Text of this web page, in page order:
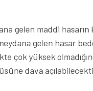
gelen maddi
gelen hasar
çok yüksek
dava